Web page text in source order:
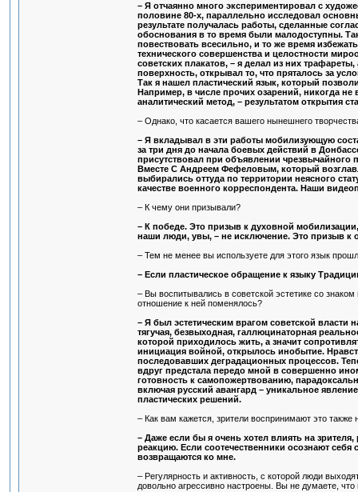
– Я отчаянно много экспериментировал с
половине 80-х, параллельно исследовал
результате получалась работы, сделанные
обоснования в то время были малодоступны.
повествовать всесильно, и то же время
технического совершенства и целостности
советских плакатов, – я делал из них
поверхность, открывал то, что пряталось за
Так я нашел пластический язык, который
Например, в числе прочих озарений, никогда
аналитический метод, – результатом открытия
– Однако, что касается вашего нынешнего
– Я вкладывал в эти работы мобилизующую
за три дня до начала боевых действий в
присутствовал при объявлении чрезвычайного
Вместе С Андреем Фефеловым, который
выбирались оттуда по территории неясного
качестве военного корреспондента. Наши
– К чему они призывали?
– К победе. Это призыв к духовной
наши люди, увы, – не исключение. Это призыв к
– Тем не менее вы используете для этого язык
– Если пластическое обращение к языку
– Вы воспитывались в советской эстетике со
отношение к ней поменялось?
– Я был эстетическим врагом советской
тягучая, безвыходная, галлюцинаторная
которой приходилось жить, а значит
инициация войной, открылось инобытие.
последовавших деградационных процессов.
вдруг предстала передо мной в совершенно
готовность к самопожертвованию,
включая русский авангард – уникальное
пластических решений.
– Как вам кажется, зрители воспринимают это также
– Даже если бы я очень хотел влиять на
реакцию. Если соотечественники осознают
возвращаются ко мне.
– Регулярность и активность, с которой люди
довольно агрессивно настроены. Вы не думаете,